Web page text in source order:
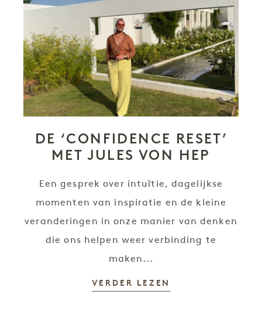
DE ‘CONFIDENCE RESET’
MET JULES VON HEP
Een gesprek over intuïtie, dagelijkse
momenten van inspiratie en de kleine
veranderingen in onze manier van denken
die ons helpen weer verbinding te
maken...
VERDER LEZEN